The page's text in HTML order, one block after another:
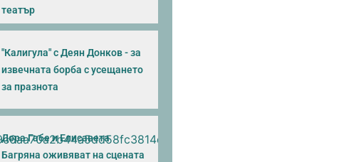
театър
"Калигула" с Деян Донков - за
извечната борба с усещането
за празнота
Дора Габе и Елисавета
Багряна оживяват на сцената